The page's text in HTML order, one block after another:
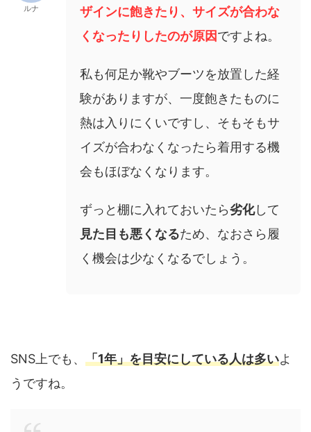
ルナ
ザインに飽きたり、サイズが合わな
くなったりしたのが原因ですよね。
私も何足か靴やブーツを放置した経
験がありますが、一度飽きたものに
熱は入りにくいですし、そもそもサ
イズが合わなくなったら着用する機
会もほぼなくなります。
ずっと棚に入れておいたら劣化して
見た目も悪くなるため、なおさら履
く機会は少なくなるでしょう。
SNS上でも、 「1年」を目安にしている人は多いよ
うですね。